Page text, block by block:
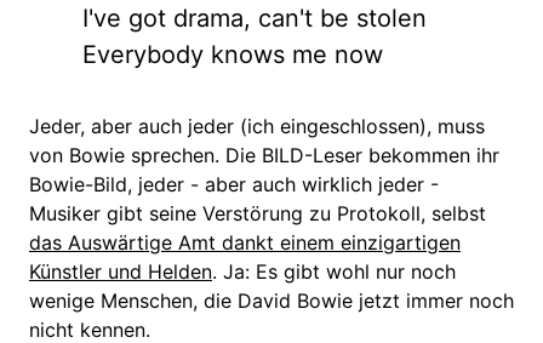
I've got drama, can't be stolen
Everybody knows me now
Jeder, aber auch jeder (ich eingeschlossen), muss
von Bowie sprechen. Die BILD-Leser bekommen ihr
Bowie-Bild, jeder - aber auch wirklich jeder -
Musiker gibt seine Verstörung zu Protokoll, selbst
das Auswärtige Amt dankt einem einzigartigen
Künstler und Helden. Ja: Es gibt wohl nur noch
wenige Menschen, die David Bowie jetzt immer noch
nicht kennen.